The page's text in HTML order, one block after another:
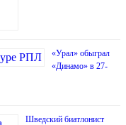
«Урал» обыграл
«Динамо» в 27-
Шведский биатлонист